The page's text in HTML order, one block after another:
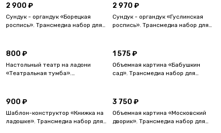
2 900 ₽
Сундук - органдук «Борецкая
роспись». Трансмедиа набор для
2 970 ₽
Сундук - органдук «Гуслинская
роспись». Трансмедиа набор для
800 ₽
Настольный театр на ладони
«Театральная тумба».
1 575 ₽
Объемная картина «Бабушкин
сад». Трансмедиа набор для
900 ₽
Шаблон-конструктор «Книжка на
ладошке». Трансмедиа набор для
3 750 ₽
Объемная картина «Московский
дворик». Трансмедиа набор для